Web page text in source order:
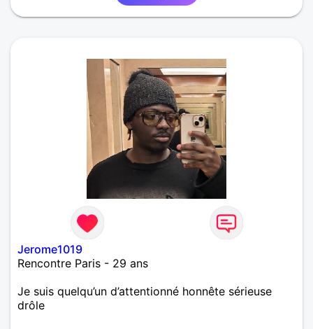
Jerome1019
Rencontre Paris - 29 ans
Je suis quelqu’un d’attentionné honnête sérieuse
drôle